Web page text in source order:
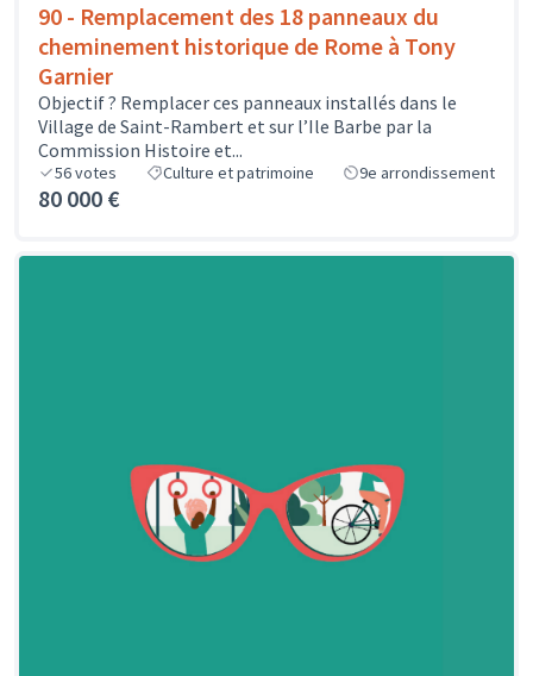
90 - Remplacement des 18 panneaux du
cheminement historique de Rome à Tony
Garnier
Objectif ? Remplacer ces panneaux installés dans le
Village de Saint-Rambert et sur l’Ile Barbe par la
Commission Histoire et...
56votes Culture et patrimoine 9e arrondissement
80 000 €